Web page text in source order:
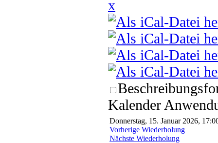
x
Kalender
Donnerstag, 15. Januar 2026,
Vorherige Wiederholung
Nächste Wiederholung